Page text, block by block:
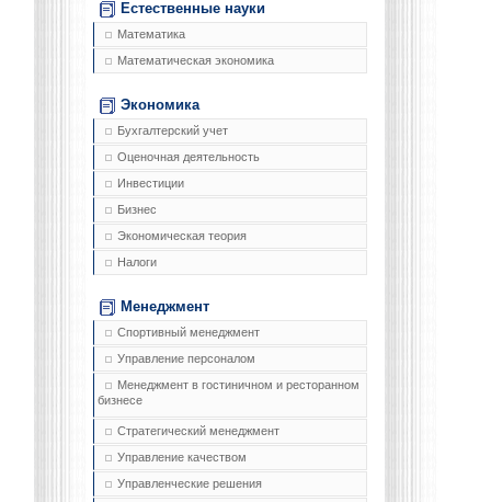
Естественные науки
Математика
Математическая экономика
Экономика
Бухгалтерский учет
Оценочная деятельность
Инвестиции
Бизнес
Экономическая теория
Налоги
Менеджмент
Спортивный менеджмент
Управление персоналом
Менеджмент в гостиничном и ресторанном
бизнесе
Стратегический менеджмент
Управление качеством
Управленческие решения